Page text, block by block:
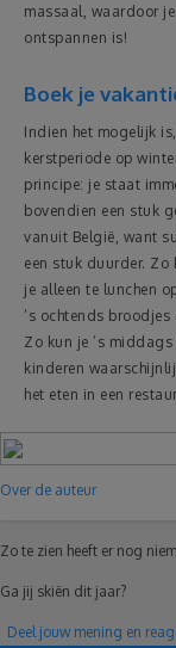
massaal, waardoor
ontspannen is!
Boek je
Indien het mogelijk
kerstperiode op
principe: je staat
bovendien een stuk
vanuit België, want
een stuk duurder. Zo
je alleen te lunchen
’s ochtends
Zo kun je ’s
kinderen
het eten in een
Over de auteur
Zo te zien heeft er nog
Ga jij skiën dit jaar?
Deel jouw mening en